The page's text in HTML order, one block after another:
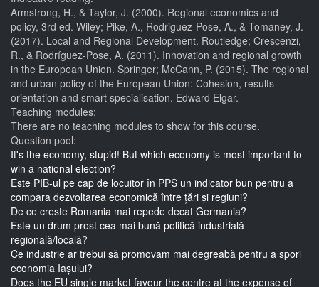
Armstrong, H., & Taylor, J. (2000). Regional economics and
policy, 3rd ed. Wiley; Pike, A., Rodriguez-Pose, A., & Tomaney, J.
(2017). Local and Regional Development. Routledge; Crescenzi,
R., & Rodríguez-Pose, A. (2011). Innovation and regional growth
in the European Union. Springer; McCann, P. (2015). The regional
and urban policy of the European Union: Cohesion, results-
orientation and smart specialisation. Edward Elgar.
Teaching modules:
There are no teaching modules to show for this course.
Question pool:
It's the economy, stupid! But which economy is most important to
win a national election?
Este PIB-ul pe cap de locuitor în PPS un indicator bun pentru a
compara dezvoltarea economică între țări și regiuni?
De ce creste Romania mai repede decat Germania?
Este un drum prost cea mai bună politică industrială
regională/locală?
Ce industrie ar trebui să promovam mai degreabă pentru a spori
economia Iașului?
Does the EU single market favour the centre at the expense of